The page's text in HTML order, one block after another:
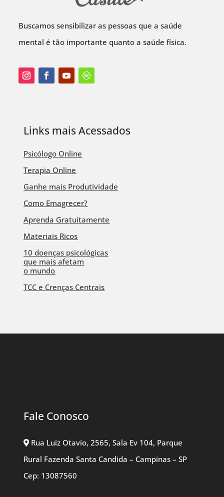
Buscamos sensibilizar as pessoas que a saúde
mental é tão importante quanto a saúde física.
Links mais Acessados
Psicólogo Online
Terapia Online
Ganhe mais Produtividade
Como Emagrecer?
Aprenda Gratuitamente
Materiais Ricos
10 doenças psicológicas
que mais afetam
o mundo
TCC e Crenças Centrais
Fale Conosco
Rua Luiz Otavio, 2565, Sala Ev 104, Parque
Rural Fazenda Santa Candida – Campinas – SP
Cep: 13087560